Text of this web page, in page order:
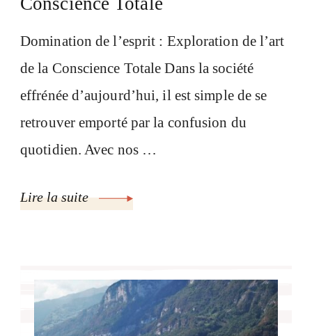
Domination de l’esprit : Exploration de l’art
de la Conscience Totale Dans la société
effrénée d’aujourd’hui, il est simple de se
retrouver emporté par la confusion du
quotidien. Avec nos …
Lire la suite